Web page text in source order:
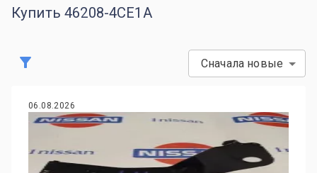
Купить 46208-4CE1A
Сначала новые
06.08.2026